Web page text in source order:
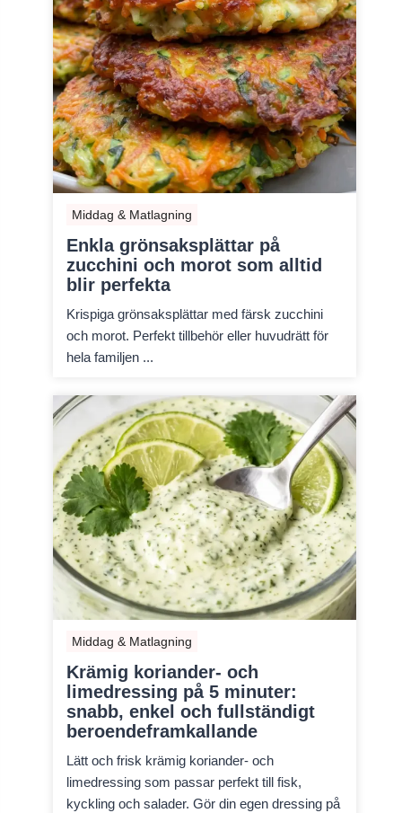
Middag & Matlagning
Enkla grönsaksplättar på
zucchini och morot som alltid
blir perfekta
Krispiga grönsaksplättar med färsk zucchini
och morot. Perfekt tillbehör eller huvudrätt för
hela familjen ...
Middag & Matlagning
Krämig koriander- och
limedressing på 5 minuter:
snabb, enkel och fullständigt
beroendeframkallande
Lätt och frisk krämig koriander- och
limedressing som passar perfekt till fisk,
kyckling och salader. Gör din egen dressing på